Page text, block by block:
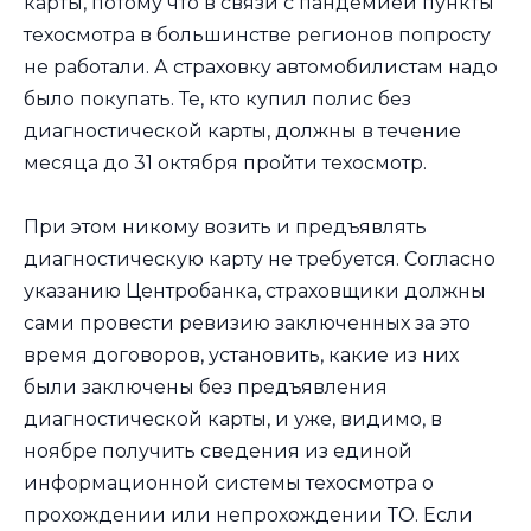
техосмотра в большинстве регионов попросту
не работали. А страховку автомобилистам надо
было покупать. Те, кто купил полис без
диагностической карты, должны в течение
месяца до 31 октября пройти техосмотр.
При этом никому возить и предъявлять
диагностическую карту не требуется. Согласно
указанию Центробанка, страховщики должны
сами провести ревизию заключенных за это
время договоров, установить, какие из них
были заключены без предъявления
диагностической карты, и уже, видимо, в
ноябре получить сведения из единой
информационной системы техосмотра о
прохождении или непрохождении ТО. Если